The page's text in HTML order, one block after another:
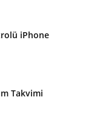
iPhone
Takvimi